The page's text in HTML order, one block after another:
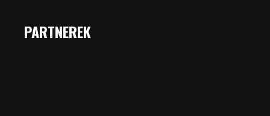
PARTNEREK